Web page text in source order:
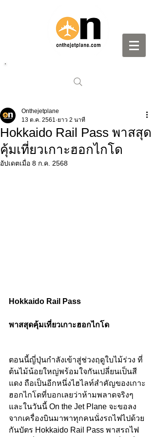
Hokkaido Rail Pass พาสสุด
คุ้มเที่ยวเกาะฮอกไกโด
Onthejetplane
13 ต.ค. 2561 ยาว 2 นาที
อัปเดตเมื่อ 8 ก.ค. 2568
Hokkaido Rail Pass
พาสสุดคุ้มเที่ยวเกาะฮอกไกโด
ตอนนี้ญี่ปุ่นกำลังเข้าสู่ช่วงฤดูใบไม้ร่วง ที่
ต้นไม้น้อยใหญ่พร้อมใจกันเปลี่ยนเป็นสี
แดง ถือเป็นอีกหนึ่งไฮไลท์สำคัญของเกาะ
ฮอกไกโดที่บอกเลยว่าห้ามพลาดจริงๆ
และในวันนี้ On the Jet Plane จะขอลง
จากเครื่องบินมาพาทุกคนนั่งรถไฟไปด้วย
กันบัตร Hokkaido Rail Pass พาสรถไฟ